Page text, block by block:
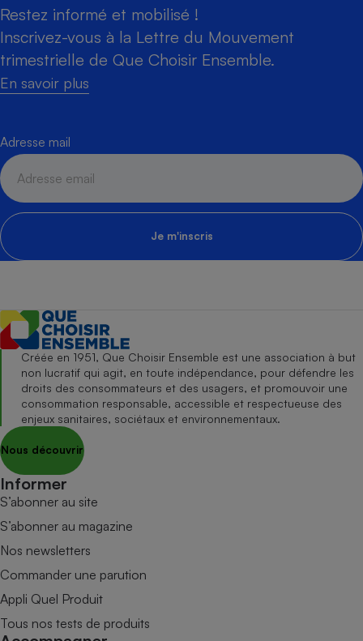
Restez informé et mobilisé !
Inscrivez-vous à la Lettre du Mouvement
trimestrielle de Que Choisir Ensemble.
En savoir plus
Adresse mail
Je m'inscris
Créée en 1951, Que Choisir Ensemble est une association à but
non lucratif qui agit, en toute indépendance, pour défendre les
droits des consommateurs et des usagers, et promouvoir une
consommation responsable, accessible et respectueuse des
enjeux sanitaires, sociétaux et environnementaux.
Nous découvrir
Informer
S’abonner au site
S’abonner au magazine
Nos newsletters
Commander une parution
Appli Quel Produit
Tous nos tests de produits